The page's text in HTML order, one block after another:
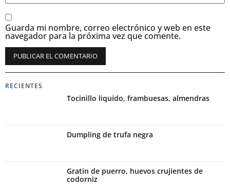
Guarda mi nombre, correo electrónico y web en este
navegador para la próxima vez que comente.
RECIENTES
Tocinillo liquido, frambuesas, almendras
Dumpling de trufa negra
Gratin de puerro, huevos crujientes de
codorniz